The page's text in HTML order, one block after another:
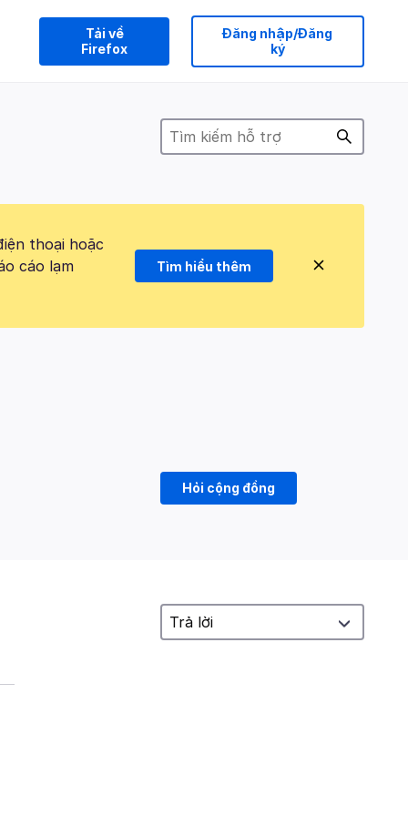
Tải về
Firefox
Đăng nhập/Đăng
ký
thoại hoặc
cáo lạm
Tìm hiểu thêm
Hỏi cộng đồng